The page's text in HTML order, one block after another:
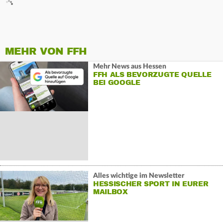
MEHR VON FFH
Mehr News aus Hessen
FFH ALS BEVORZUGTE QUELLE
BEI GOOGLE
Alles wichtige im Newsletter
HESSISCHER SPORT IN EURER
MAILBOX